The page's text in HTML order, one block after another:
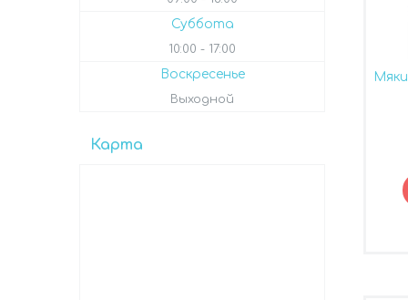
Суббота
10:00 17:00
Воскресенье
Выходной
Карта